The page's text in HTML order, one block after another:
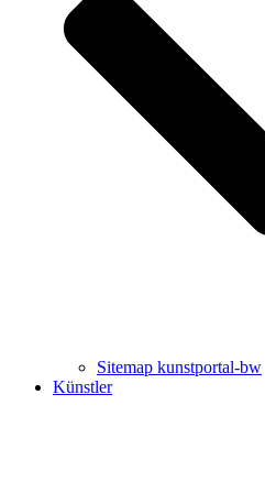
Uli Rothfuss
Harald Schwiers
Sitemap kunstportal-bw
Künstler